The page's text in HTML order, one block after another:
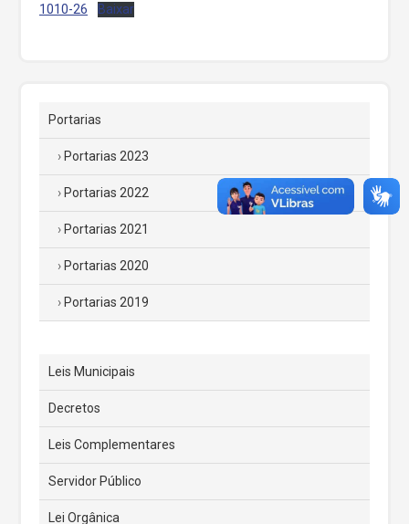
1010-26 Baixar
Portarias
Portarias 2023
Portarias 2022
Portarias 2021
Portarias 2020
Portarias 2019
Leis Municipais
Decretos
Leis Complementares
Servidor Público
Lei Orgânica